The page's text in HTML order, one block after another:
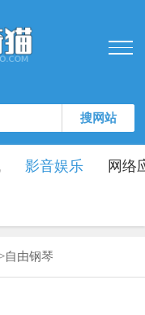
搜网站
影音娱乐 网络
自由钢琴